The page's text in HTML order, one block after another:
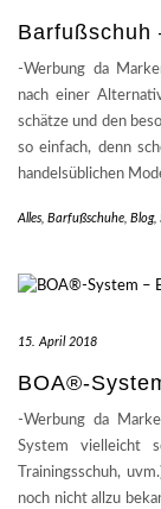
Barfußschuh
-Werbung da
nach einer
schätze und den
so einfach, denn
handelsüblichen
Alles, Barfußschuhe, Blog,
15. April 2018
BOA®-
-Werbung da
System vielleicht
Trainingsschuh,
noch nicht allzu